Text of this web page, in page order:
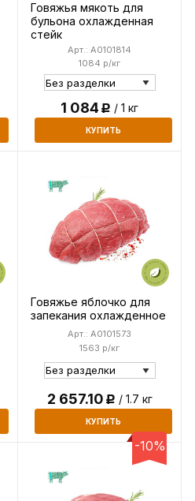
Говяжья мякоть для
бульона охлажденная
стейк
1084 р/кг
Арт.: A0101814
1 084Р / 1 кг
КУПИТЬ
Говяжье яблочко для
запекания охлажденное
1563 р/кг
Арт.: A0101573
2 657.10Р / 1.7 кг
КУПИТЬ
-10%